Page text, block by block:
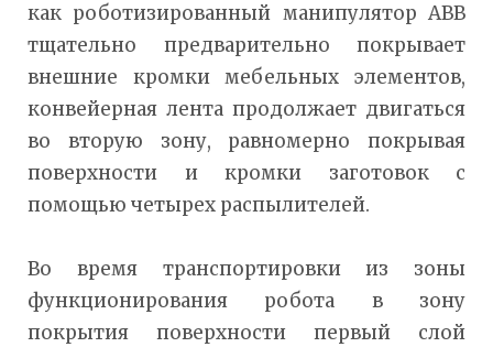
как роботизированный манипулятор ABB
тщательно предварительно покрывает
внешние кромки мебельных элементов,
конвейерная лента продолжает двигаться
во вторую зону, равномерно покрывая
поверхности и кромки заготовок с
помощью четырех распылителей.
Во время транспортировки из зоны
функционирования робота в зону
покрытия поверхности первый слой